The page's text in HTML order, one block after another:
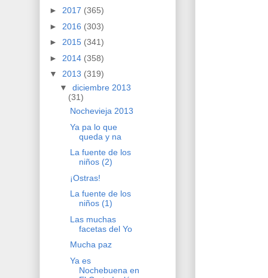
► 2017 (365)
► 2016 (303)
► 2015 (341)
► 2014 (358)
▼ 2013 (319)
▼ diciembre 2013
(31)
Nochevieja 2013
Ya pa lo que
queda y na
La fuente de los
niños (2)
¡Ostras!
La fuente de los
niños (1)
Las muchas
facetas del Yo
Mucha paz
Ya es
Nochebuena en